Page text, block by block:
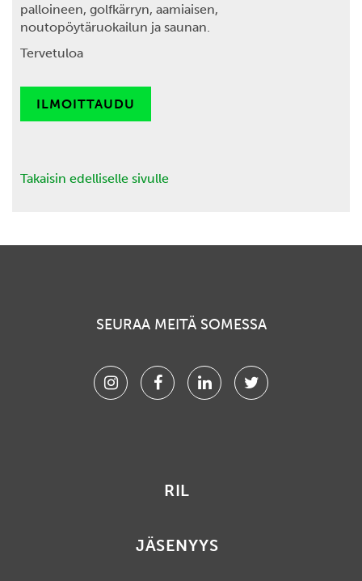
palloineen, golfkärryn, aamiaisen,
noutopöytäruokailun ja saunan.
Tervetuloa
ILMOITTAUDU
Takaisin edelliselle sivulle
SEURAA MEITÄ SOMESSA
InstagramFacebookLinkedinTwitter
RIL
JÄSENYYS